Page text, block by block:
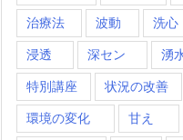
治療法 波動 洗心
浸透 深セン 湧
特別講座 状況の改善
環境の変化 甘え